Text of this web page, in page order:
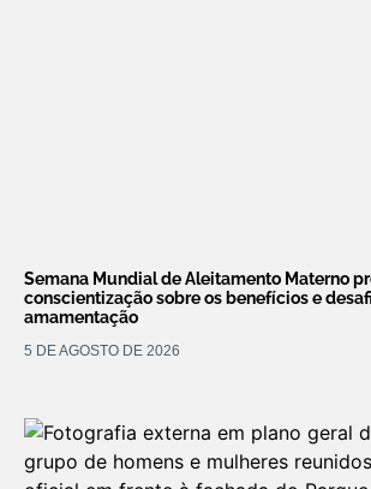
Semana Mundial de Aleitamento Materno
conscientização sobre os benefícios e
amamentação
5 DE AGOSTO DE 2026